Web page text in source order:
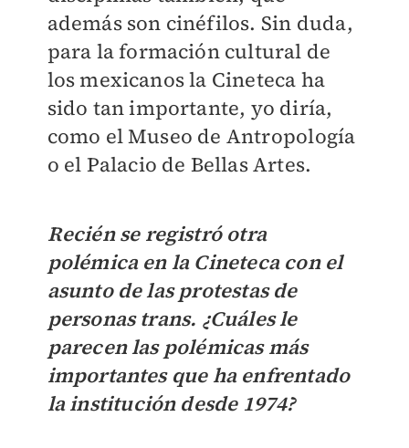
además son cinéfilos. Sin duda,
para la formación cultural de
los mexicanos la Cineteca ha
sido tan importante, yo diría,
como el Museo de Antropología
o el Palacio de Bellas Artes.
Recién se registró otra
polémica en la Cineteca con el
asunto de las protestas de
personas trans. ¿Cuáles le
parecen las polémicas más
importantes que ha enfrentado
la institución desde 1974?